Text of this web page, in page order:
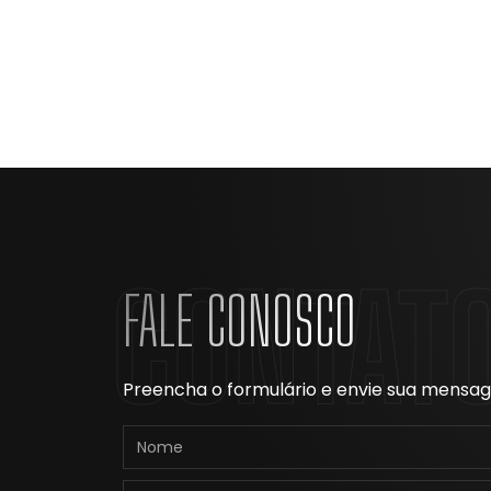
FALE CONOSCO
Preencha o formulário e envie sua